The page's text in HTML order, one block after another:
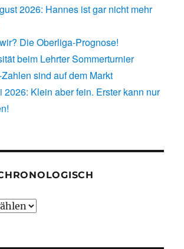
2026: Hannes ist gar nicht mehr
Die Oberliga-Prognose!
beim Lehrter Sommerturnier
sind auf dem Markt
2026: Klein aber fein. Erster kann nur